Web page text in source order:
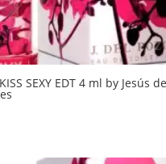
SEXY EDT 4 ml by Jesús